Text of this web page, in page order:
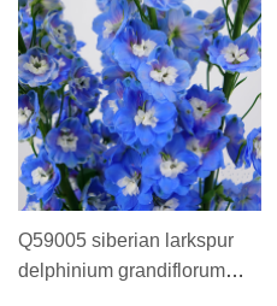
Q59005 siberian larkspur
delphinium grandiflorum